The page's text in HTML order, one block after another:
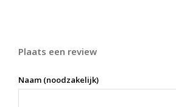
Plaats een review
Naam (noodzakelijk)